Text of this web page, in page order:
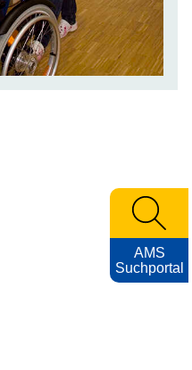
AMS
Suchportal